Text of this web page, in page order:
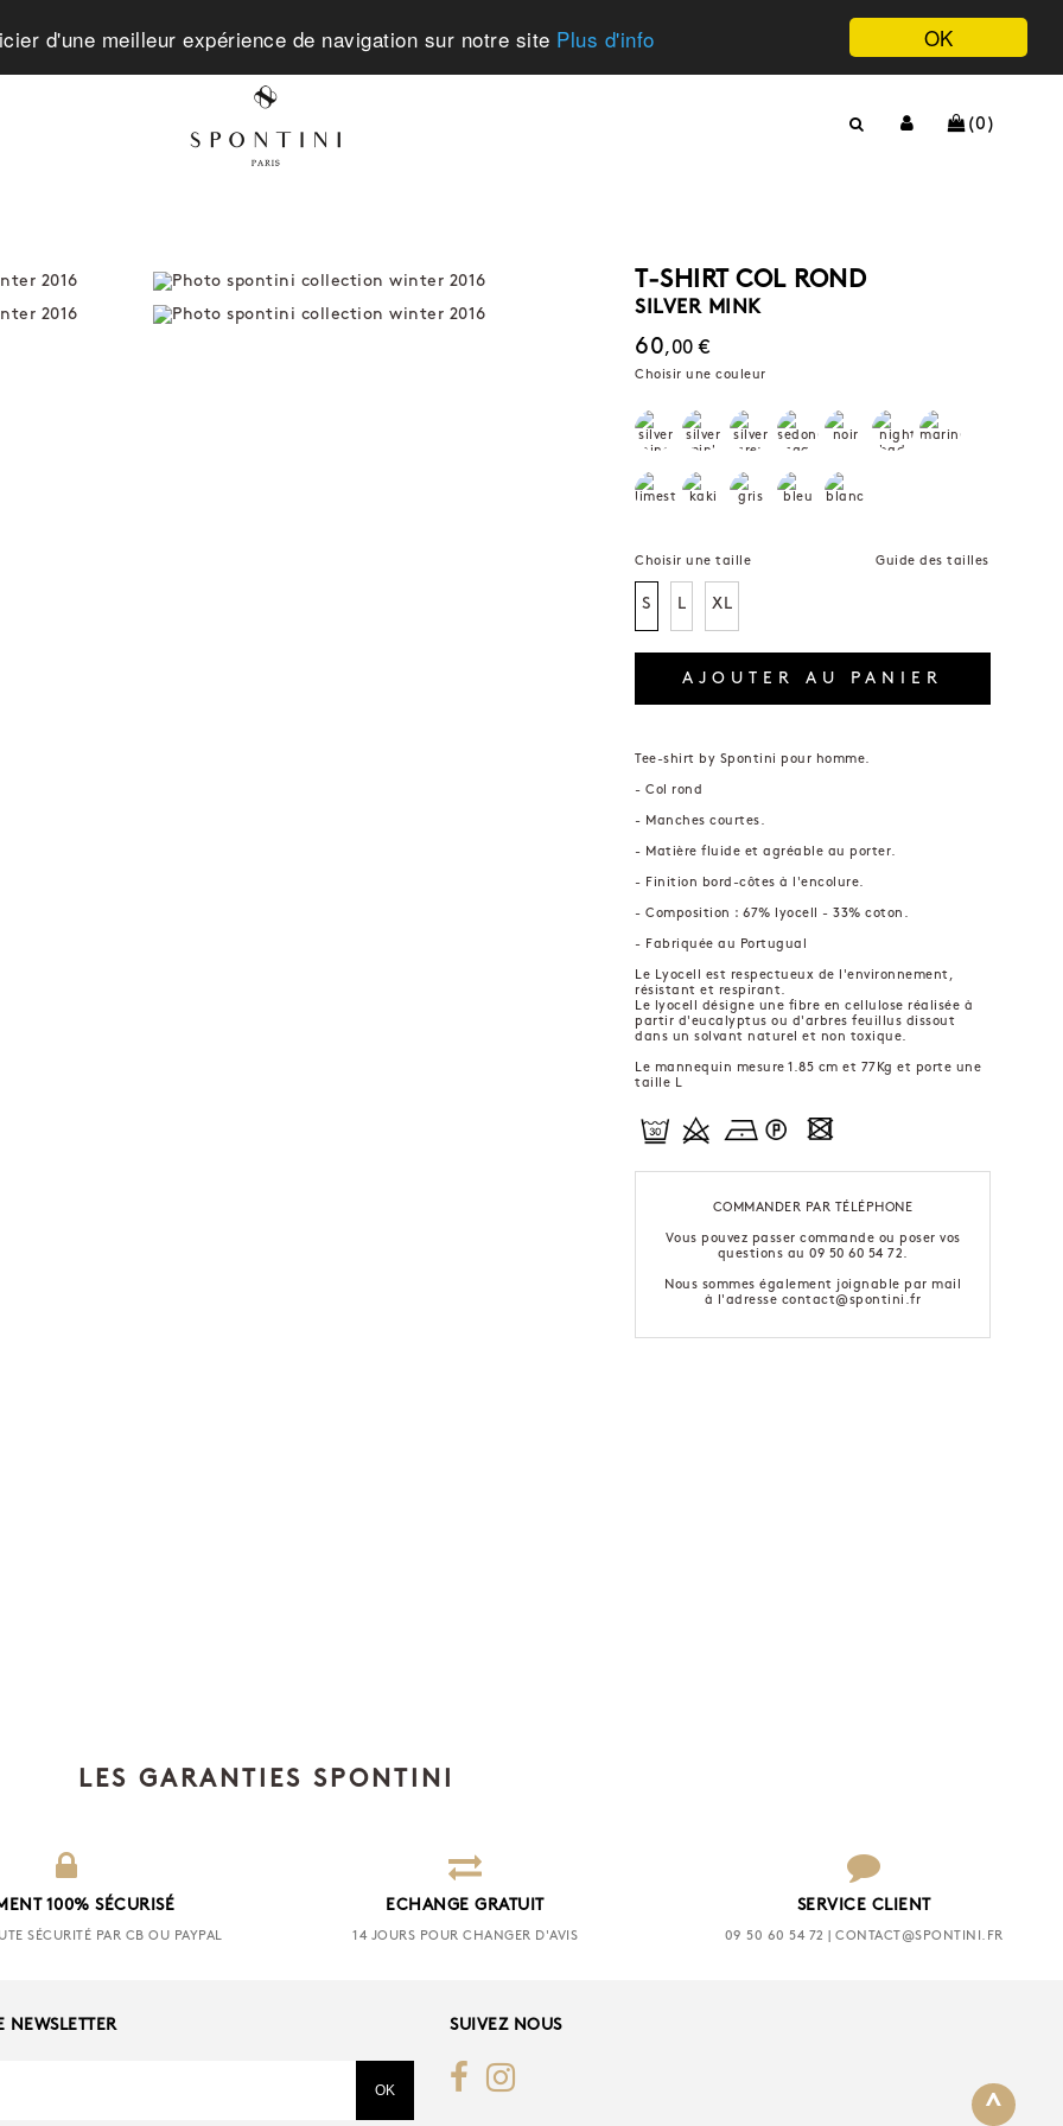
OK
d'une meilleur expérience de navigation sur notre site Plus d'info
(0)
T-SHIRT COL ROND
SILVER MINK
60,00 €
Choisir une couleur
Guide des tailles
Choisir une taille
S L XL
AJOUTER AU PANIER
Tee-shirt by Spontini pour homme.
- Col rond
- Manches courtes.
- Matière fluide et agréable au porter.
- Finition bord-côtes à l'encolure.
- Composition : 67% lyocell - 33% coton.
- Fabriquée au Portugual
Le Lyocell est respectueux de l'environnement,
résistant et respirant.
Le lyocell désigne une fibre en cellulose réalisée à
partir d'eucalyptus ou d'arbres feuillus dissout
dans un solvant naturel et non toxique.
Le mannequin mesure 1.85 cm et 77Kg et porte une
taille L
COMMANDER PAR TÉLÉPHONE
Vous pouvez passer commande ou poser vos
questions au 09 50 60 54 72.
Nous sommes également joignable par mail
à l'adresse contact@spontini.fr
^
LES GARANTIES SPONTINI
100% SÉCURISÉ
SÉCURITÉ PAR CB OU PAYPAL
ECHANGE GRATUIT
14 JOURS POUR CHANGER D'AVIS
SERVICE CLIENT
09 50 60 54 72 | CONTACT@SPONTINI.FR
NEWSLETTER
OK
SUIVEZ NOUS